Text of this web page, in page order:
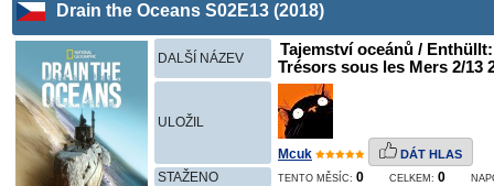
Drain the Oceans S02E13 (2018)
DALŠÍ NÁZEV
Tajemství oceánů /
Trésors sous les Mers 2/13
ULOŽIL
Mcuk DÁT HLAS
STAŽENO TENTO MĚSÍC: 0 CELKEM: 0